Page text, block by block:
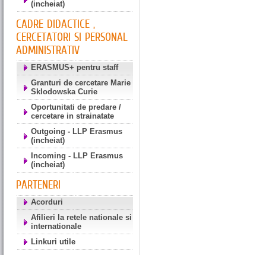
(incheiat)
CADRE DIDACTICE ,
CERCETATORI SI PERSONAL
ADMINISTRATIV
ERASMUS+ pentru staff
Granturi de cercetare Marie
Sklodowska Curie
Oportunitati de predare /
cercetare in strainatate
Outgoing - LLP Erasmus
(incheiat)
Incoming - LLP Erasmus
(incheiat)
PARTENERI
Acorduri
Afilieri la retele nationale si
internationale
Linkuri utile